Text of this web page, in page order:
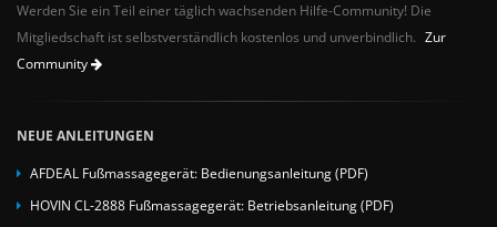
Werden Sie ein Teil einer täglich wachsenden Hilfe-Community! Die
Mitgliedschaft ist selbstverständlich kostenlos und unverbindlich. Zur
Community
NEUE ANLEITUNGEN
AFDEAL Fußmassagegerät: Bedienungsanleitung (PDF)
HOVIN CL-2888 Fußmassagegerät: Betriebsanleitung (PDF)